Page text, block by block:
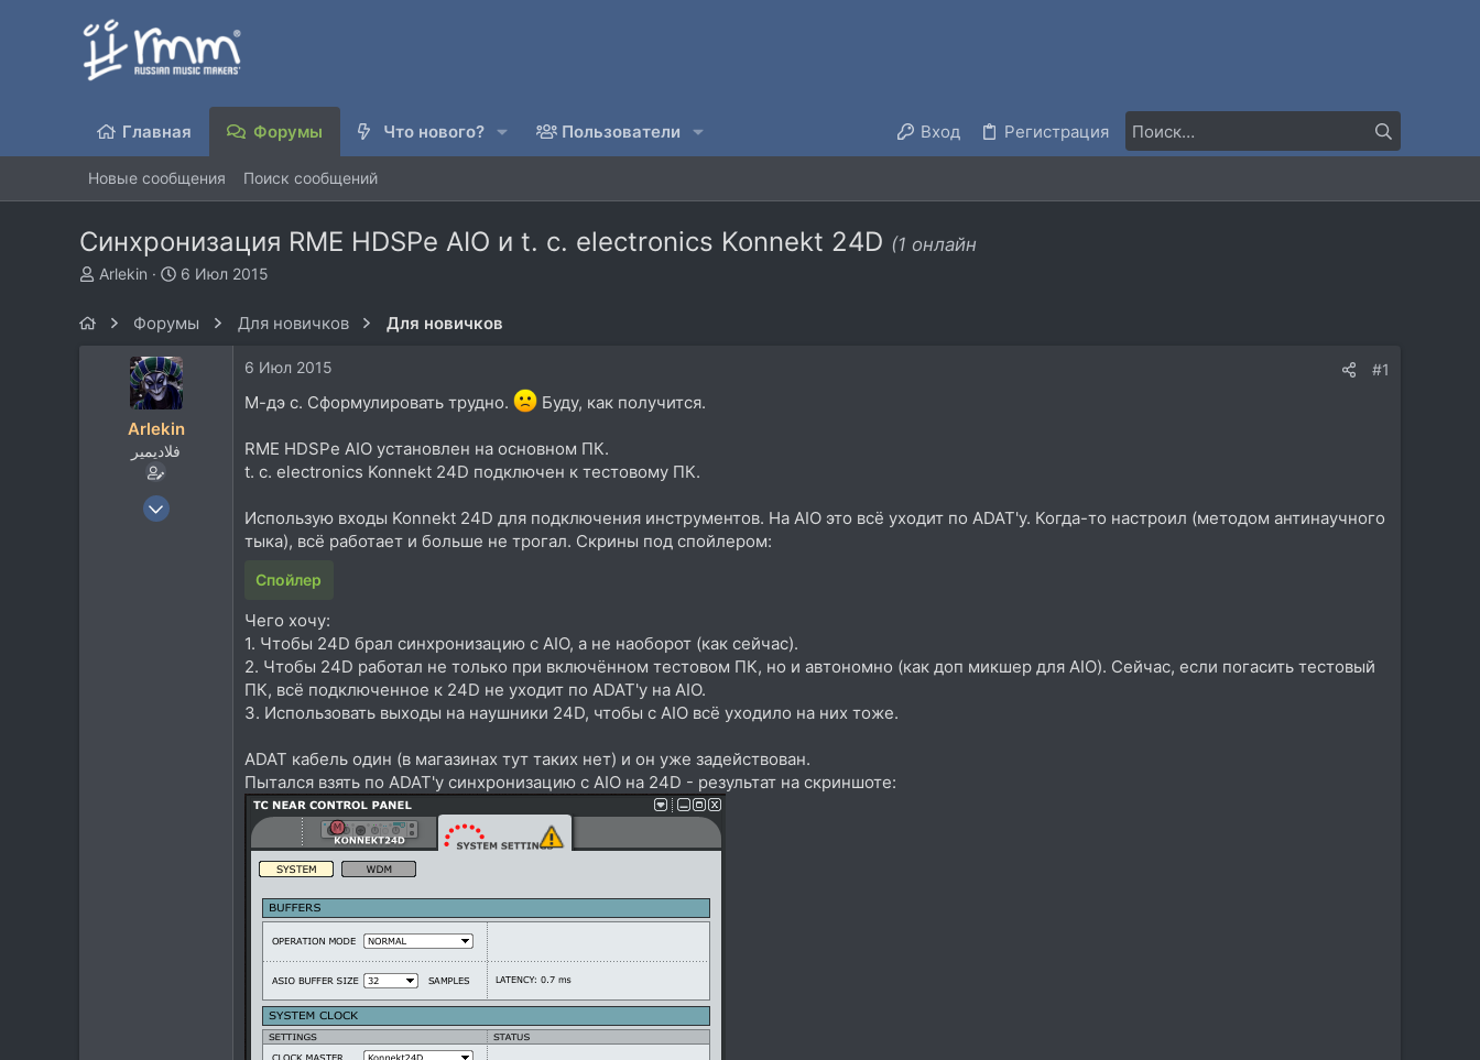
Главная Форумы Что нового? Пользователи Вход Регистрация
Новые сообщения Поиск сообщений
Синхронизация RME HDSPe AIO и t. c. electronics Konnekt 24D (1 онлайн
А
Arlekin
Д
а
н
а
ч
л
6 Июл 2015
Форумы Для новичков Для новичков
Arlekin
فلاديمير
23 Июн 2008
6 Июл 2015 #1
М-дэ с. Сформулировать трудно. Буду, как получится.
RME HDSPe AIO установлен на основном ПК.
t. c. electronics Konnekt 24D подключен к тестовому ПК.
Использую входы Konnekt 24D для подключения инструментов. На AIO это всё уходит по ADAT'у. Когда-то настроил (методом антинаучного
тыка), всё работает и больше не трогал. Скрины под спойлером:
Спойлер
Чего хочу:
1. Чтобы 24D брал синхронизацию с AIO, а не наоборот (как сейчас).
2. Чтобы 24D работал не только при включённом тестовом ПК, но и автономно (как доп микшер для AIO). Сейчас, если погасить тестовый
ПК, всё подключенное к 24D не уходит по ADAT'у на AIO.
3. Использовать выходы на наушники 24D, чтобы с AIO всё уходило на них тоже.
ADAT кабель один (в магазинах тут таких нет) и он уже задействован.
Пытался взять по ADAT'у синхронизацию с AIO на 24D - результат на скриншоте: